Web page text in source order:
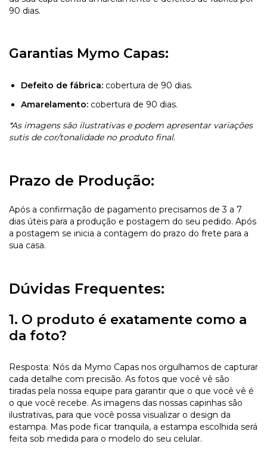
90 dias.
Garantias Mymo Capas:
Defeito de fábrica: cobertura de 90 dias.
Amarelamento: cobertura de 90 dias.
*As imagens são ilustrativas e podem apresentar variações
sutis de cor/tonalidade no produto final.
Prazo de Produção:
Após a confirmação de pagamento precisamos de 3 a 7
dias úteis para a produção e postagem do seu pedido. Após
a postagem se inicia a contagem do prazo do frete para a
sua casa.
Dúvidas Frequentes:
1. O produto é exatamente como a
da foto?
Resposta: Nós da Mymo Capas nos orgulhamos de capturar
cada detalhe com precisão. As fotos que você vê são
tiradas pela nossa equipe para garantir que o que você vê é
o que você recebe. As imagens das nossas capinhas são
ilustrativas, para que você possa visualizar o design da
estampa. Mas pode ficar tranquila, a estampa escolhida será
feita sob medida para o modelo do seu celular.